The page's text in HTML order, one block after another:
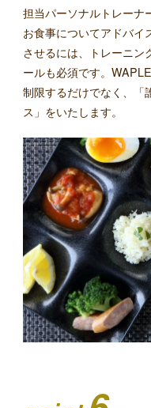
担当パーソナルトレーナ
お食事についてアドバイ
させるには、トレーニン
ールも必須です。
制限するだけでなく、「
ス」をいたします。